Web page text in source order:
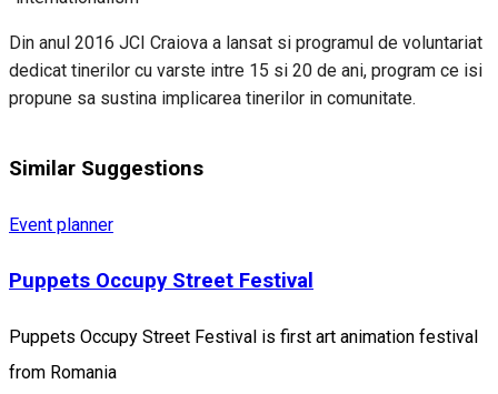
Din anul 2016 JCI Craiova a lansat si programul de voluntariat
dedicat tinerilor cu varste intre 15 si 20 de ani, program ce isi
propune sa sustina implicarea tinerilor in comunitate.
Similar Suggestions
Event planner
Puppets Occupy Street Festival
Puppets Occupy Street Festival is first art animation festival
from Romania